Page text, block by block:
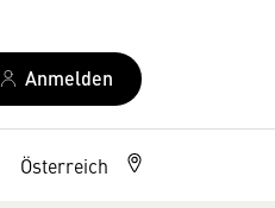
Anmelden
Österreich